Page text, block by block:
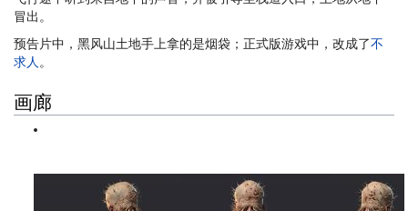
冒出。
预告片中，黑风山土地手上拿的是烟袋；正式版游戏中，改成了不
求人 。
画廊